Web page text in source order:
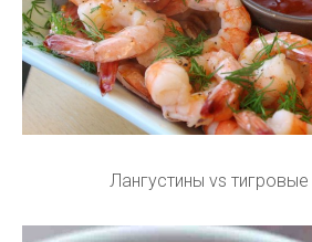
Лангустины vs тигровые